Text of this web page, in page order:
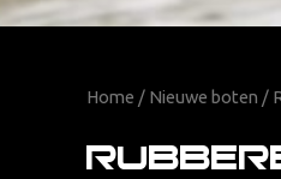
Home / Nieuwe boten /